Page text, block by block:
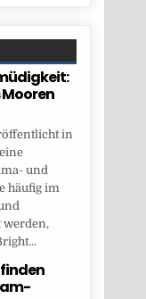
in
und
häufig im
werden,
finden